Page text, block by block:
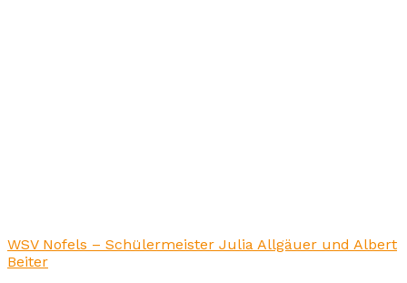
WSV Nofels – Schülermeister Julia Allgäuer und Albert
Beiter